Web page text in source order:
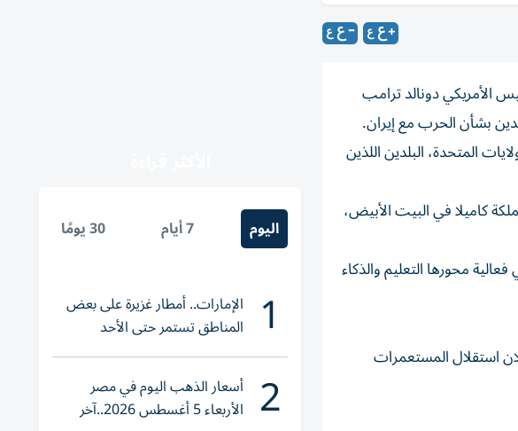
الأمريكي دونالد ترامب
بشأن الحرب مع إيران.
المتحدة، البلدين اللذين
كاميلا في البيت الأبيض،
محورها التعليم والذكاء
نحوالى عشرين دقيقة أمام الكونغرس، بعد 250 عاماً على إعلان استقلال المستعمرات
اليوم 7 أيام 30 يومًا
1 الإمارات.. أمطار غزيرة على بعض
المناطق تستمر حتى الأحد
2 أسعار الذهب اليوم في مصر
الأربعاء 5 أغسطس 2026..آخر